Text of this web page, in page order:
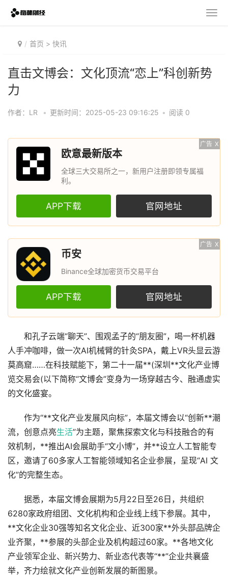
首页 > 快讯
直击文博会：文化顶流“恋上”科创新势
力
作者：LR • 更新时间：2025-05-23 09:16:25 • 阅读 0
广告 X
欧意最新版本
全球三大交易所之一，新用户注册即领专属福
利。
APP下载 官网地址
广告 X
币安
Binance全球加密货币交易平台
APP下载 官网地址
和孔子云端“聊天”、围观孟子的“朋友圈”，喝一杯机器
人手冲咖啡，做一次AI机械臂的针灸SPA，戴上VR头显云游
莫高窟……在科技赋能下，第二十一届**(深圳**文化产业博
览交易会(以下简称“文博会”变身为一场穿越古今、融通虚实
的文化盛宴。
作为“**文化产业发展风向标”，本届文博会以“创新**潮
流，创意点亮生活”为主题，聚焦探索文化与科技融合的有
效机制，**推出AI会展助手“文小博”，并**设立人工智能专
区，邀请了60多家人工智能领域知名企业参展，呈现“AI 文
化”的完整生态。
据悉，本届文博会展期为5月22日至26日，共组织
6280家政府组团、文化机构和企业线上线下参展。其中，
**文化企业30强等知名文化企业、近300家**外头部品牌企
业齐聚，**参展的头部企业及机构超过60家。**各地文化
产业领军企业、新兴势力、新业态代表等“**”企业共襄盛
举，齐力绘就文化产业创新发展的新图景。